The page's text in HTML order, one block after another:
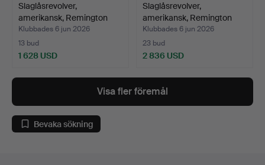
Slaglåsrevolver,
amerikansk, Remington
New…
Klubbades 6 jun 2026
13 bud
1 628 USD
Slaglåsrevolver,
amerikansk, Remington
New…
Klubbades 6 jun 2026
23 bud
2 836 USD
Visa fler föremål
Bevaka sökning